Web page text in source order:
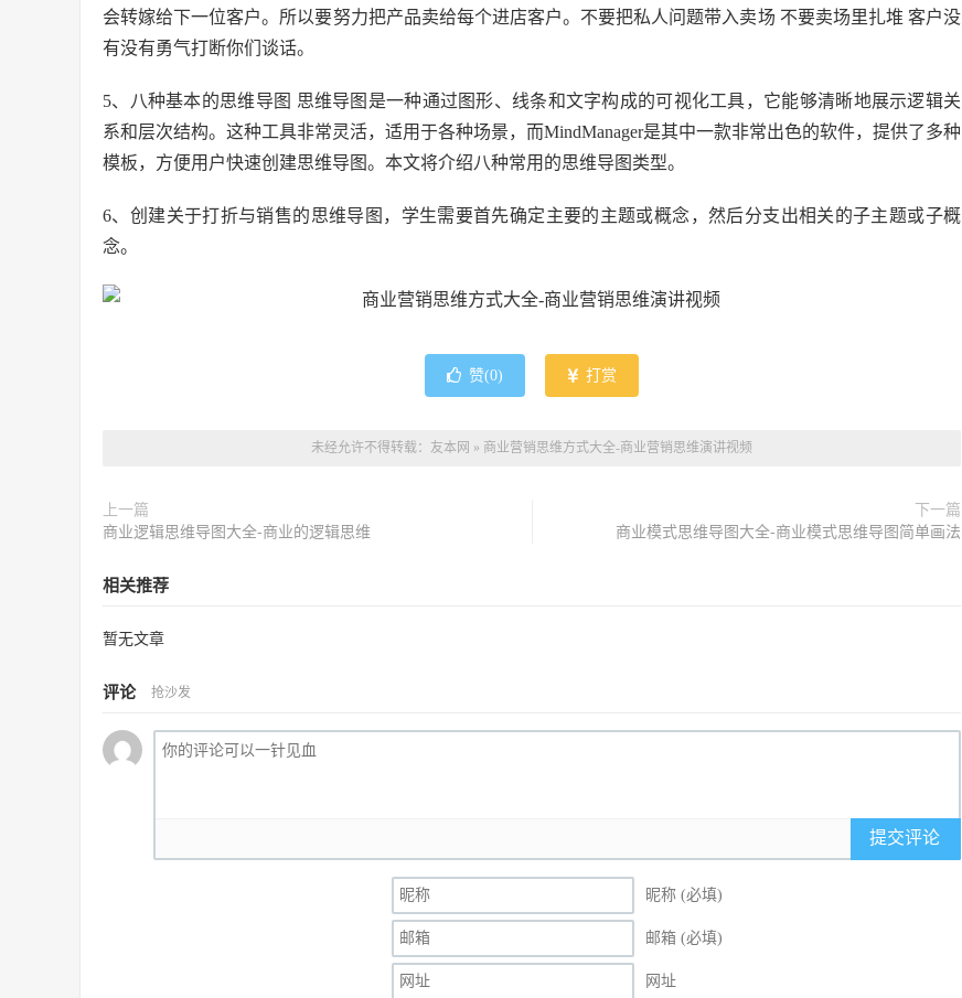
会转嫁给下一位客户。所以要努力把产品卖给每个进店客户。不要把私人问题带入卖场 不要卖场里扎堆 客户没
有没有勇气打断你们谈话。
5、八种基本的思维导图 思维导图是一种通过图形、线条和文字构成的可视化工具，它能够清晰地展示逻辑关
系和层次结构。这种工具非常灵活，适用于各种场景，而MindManager是其中一款非常出色的软件，提供了多种
模板，方便用户快速创建思维导图。本文将介绍八种常用的思维导图类型。
6、创建关于打折与销售的思维导图，学生需要首先确定主要的主题或概念，然后分支出相关的子主题或子概
念。
赞(0) 打赏
未经允许不得转载： 友本网 » 商业营销思维方式大全-商业营销思维演讲视频
上一篇
商业逻辑思维导图大全-商业的逻辑思维
下一篇
商业模式思维导图大全-商业模式思维导图简单画法
相关推荐
暂无文章
评论 抢沙发
提交评论
昵称 (必填)
邮箱 (必填)
网址